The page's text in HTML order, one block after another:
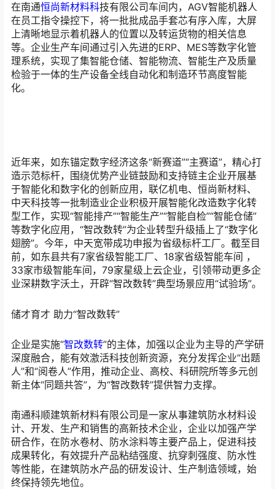
在南通恒尚新材料科技有限公司车间内，AGV智能机器人
在员工指令操控下，将一批批成品手套芯有序入库，大屏
上清晰地显示着机器人的位置以及转运货物的相关信息
等。企业生产车间通过引入先进的ERP、MES等数字化管
理系统，实现了集智能仓储、智能物流、智能生产及质量
检验于一体的生产设备全线自动化和制造环节高度智能
化。
近年来，如东锚定数字经济这条“新赛道”“主赛道”，精心打
造示范标杆，围绕优势产业链鼓励和支持链主企业开展基
于智能化和数字化的创新应用，联亿机电、恒尚新材料、
中天科技等一批制造业企业积极开展智能化改造数字化转
型工作，实现“智能排产”“智能生产”“智能自检”“智能仓储”
等数字化应用，“智改数转”为企业转型升级插上了“数字化
翅膀”。今年，中天宽带成功申报为省级标杆工厂。截至目
前，如东县共有7家省级智能工厂、18家省级智能车间 ，
33家市级智能车间，79家星级上云企业，引领带动更多企
业深耕数字沃土，开辟“智改数转”典型场景应用“试验场”。
储才育才 助力“智改数转”
企业是实施“智改数转”的主体，加强以企业为主导的产学研
深度融合，能有效激活科技创新资源，充分发挥企业“出题
人”和“阅卷人”作用，推动企业、高校、科研院所等多元创
新主体“同题共答”，为“智改数转”提供智力支撑。
南通科顺建筑新材料有限公司是一家从事建筑防水材料设
计、开发、生产和销售的高新技术企业，企业以加强产学
研合作，在防水卷材、防水涂料等主要产品上，促进科技
成果转化，有效提升产品粘结强度、抗穿刺强度、防水性
等性能，在建筑防水产品的研发设计、生产制造领域，始
终保持领先地位。